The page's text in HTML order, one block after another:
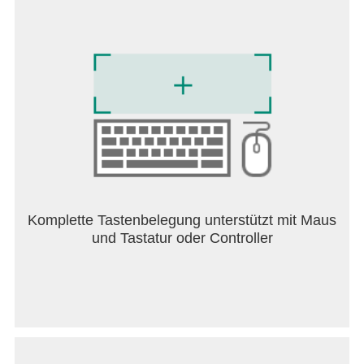
Erstellen perfekt gespiegelter Zeichnungen,
Illustrationen und Designs
- Verlaufstool mit linearen und radialen Optionen
zum Zeichnen und Gestalten
- Ebenentransformationstool zum Zeichnen von
- Unterstütztes Zeichnen
- Kostenlose unbegrenzte Ebenen
- Ebenen zum Entwerfen und Zeichnen rastern,
Komplette Tastenbelegung unterstützt mit Maus
und Tastatur oder Controller